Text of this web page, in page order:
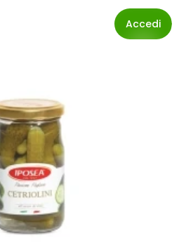
Accedi